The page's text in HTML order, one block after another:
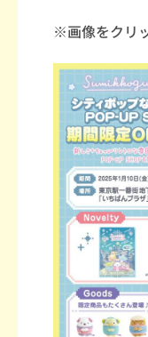
※画像をクリ